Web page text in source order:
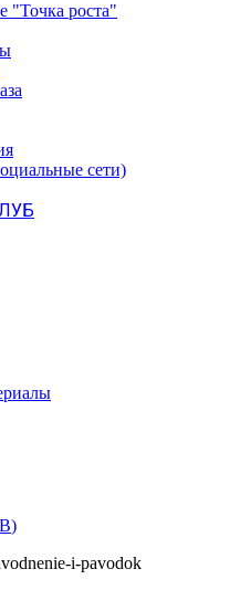
"Точка роста"
сети)
)
i-pavodok